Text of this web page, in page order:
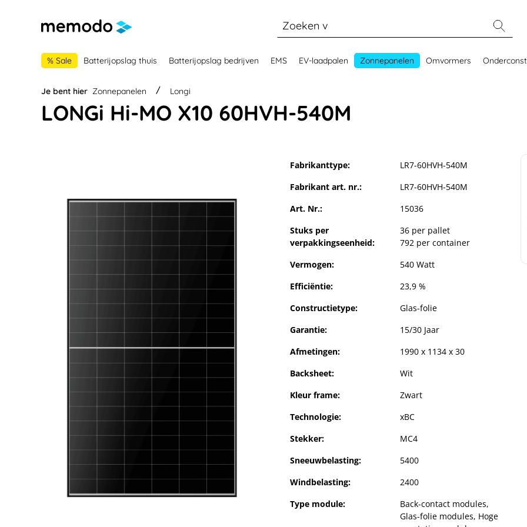
% Sale Batterijopslag thuis Batterijopslag bedrijven EMS EV-laadpalen Zonnepanelen Omvormers
Je bent hier Zonnepanelen Longi
LONGi Hi-MO X10 60HVH-540M
Fabrikanttype:
LR7-60HVH-540M
Fabrikant art. nr.:
LR7-60HVH-540M
Art. Nr.:
15036
Stuks per
verpakkingseenheid:
36 per pallet
792 per container
Vermogen:
540 Watt
Efficiëntie:
23,9 %
Constructietype:
Glas-folie
Garantie:
15/30 Jaar
Afmetingen:
1990 x 1134 x 30
Backsheet:
Wit
Kleur frame:
Zwart
Technologie:
xBC
Stekker:
MC4
Sneeuwbelasting:
5400
Windbelasting:
2400
Type module:
Back-contact modules,
Glas-folie modules, Hoge